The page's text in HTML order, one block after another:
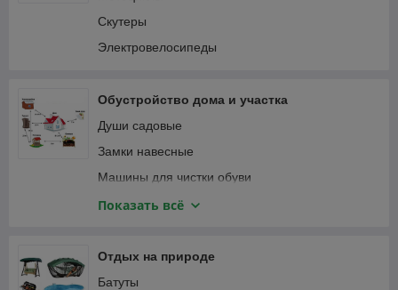
Пылесосы автомобильные
Специализированный автоинструмент
Соединители садовые
Тапенеры (степлеры) для подвязки растений
Шланги садовые
Веревка, канаты
Скутеры
Электровелосипеды
Обустройство дома и участка
Души садовые
Замки навесные
Машины для чистки обуви
Мебель и интерьер
Сантехника
Сейфы
Показать всё
Отдых на природе
Батуты